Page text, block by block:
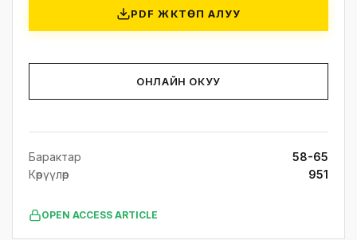
PDF ЖҮКТӨП АЛУУ
ОНЛАЙН ОКУУ
Барактар
58-65
Көрүүлөр
951
OPEN ACCESS ARTICLE